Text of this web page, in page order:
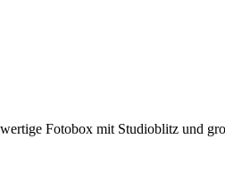
Fotobox mit Studioblitz und